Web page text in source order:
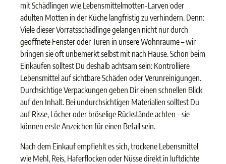
mit Schädlingen wie Lebensmittelmotten-Larven oder
adulten Motten in der Küche langfristig zu verhindern. Denn:
Viele dieser Vorratsschädlinge gelangen nicht nur durch
geöffnete Fenster oder Türen in unsere Wohnräume – wir
bringen sie oft unbemerkt selbst mit nach Hause. Schon beim
Einkaufen solltest Du deshalb achtsam sein: Kontrolliere
Lebensmittel auf sichtbare Schäden oder Verunreinigungen.
Durchsichtige Verpackungen geben Dir einen schnellen Blick
auf den Inhalt. Bei undurchsichtigen Materialien solltest Du
auf Risse, Löcher oder bröselige Rückstände achten – sie
können erste Anzeichen für einen Befall sein.
Nach dem Einkauf empfiehlt es sich, trockene Lebensmittel
wie Mehl, Reis, Haferflocken oder Nüsse direkt in luftdichte